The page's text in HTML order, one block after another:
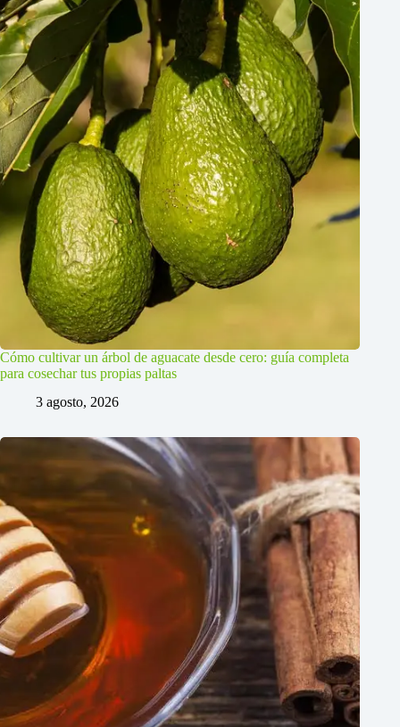
Cómo cultivar un árbol de aguacate desde cero: guía completa
para cosechar tus propias paltas
3 agosto, 2026